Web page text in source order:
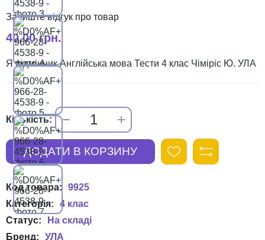
40,00 грн.
Я відмінник Англійська мова Тести 4 клас Чіміріс Ю. УЛА
9925
4 клас
УЛА